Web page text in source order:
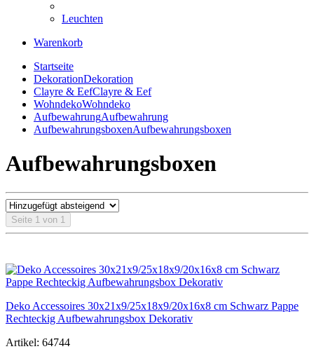
Leuchten
Warenkorb
Startseite
DekorationDekoration
Clayre & EefClayre & Eef
WohndekoWohndeko
AufbewahrungAufbewahrung
AufbewahrungsboxenAufbewahrungsboxen
Aufbewahrungsboxen
Seite 1 von 1
Deko Accessoires 30x21x9/25x18x9/20x16x8 cm Schwarz Pappe
Rechteckig Aufbewahrungsbox Dekorativ
Artikel: 64744